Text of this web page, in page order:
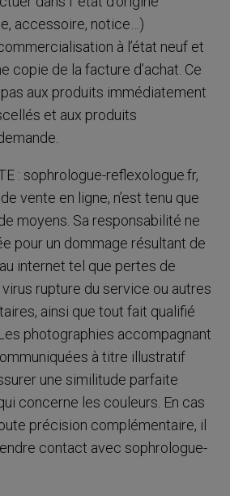
accessoire, notice…)
à l’état neuf et
copie de la facture d’achat. Ce
aux produits immédiatement
et aux produits
: sophrologue-reflexologue.fr,
vente en ligne, n’est tenu que
moyens. Sa responsabilité ne
pour un dommage résultant de
internet tel que pertes de
rupture du service ou autres
ainsi que tout fait qualifié
photographies accompagnant
à titre illustratif
une similitude parfaite
concerne les couleurs. En cas
précision complémentaire, il
contact avec sophrologue-